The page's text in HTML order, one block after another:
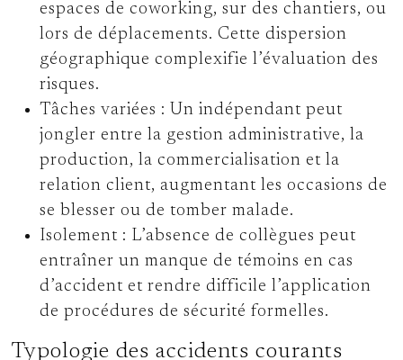
espaces de coworking, sur des chantiers, ou
lors de déplacements. Cette dispersion
géographique complexifie l’évaluation des
risques.
Tâches variées : Un indépendant peut
jongler entre la gestion administrative, la
production, la commercialisation et la
relation client, augmentant les occasions de
se blesser ou de tomber malade.
Isolement : L’absence de collègues peut
entraîner un manque de témoins en cas
d’accident et rendre difficile l’application
de procédures de sécurité formelles.
Typologie des accidents courants